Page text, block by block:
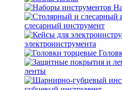
слесарный инструмент
электроинструмента
ленты